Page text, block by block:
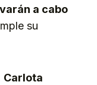
a cabo
su
Carlota